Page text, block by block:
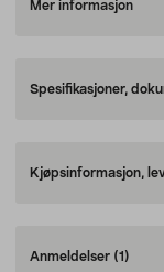
Mer informasjon
Spesifikasjoner,
Kjøpsinformasjon,
Anmeldelser (1)